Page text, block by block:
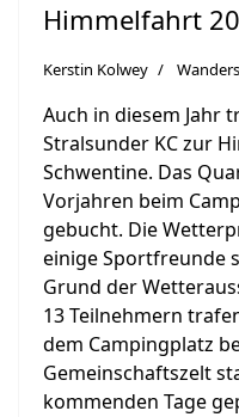
Himmelfahrt
Kerstin Kolwey
Auch in diesem Jahr
Stralsunder KC zur
Schwentine. Das
Vorjahren beim
gebucht. Die
einige Sportfreunde
Grund der
13 Teilnehmern
dem Campingplatz
Gemeinschaftszelt
kommenden Tage